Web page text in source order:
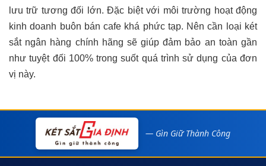
lưu trữ tương đối lớn. Đặc biệt với môi trường hoạt động
kinh doanh buôn bán cafe khá phức tạp. Nên cần loại két
sắt ngân hàng chính hãng sẽ giúp đảm bảo an toàn gần
như tuyệt đối 100% trong suốt quá trình sử dụng của đơn
vị này.
— Gìn Giữ Thành Công